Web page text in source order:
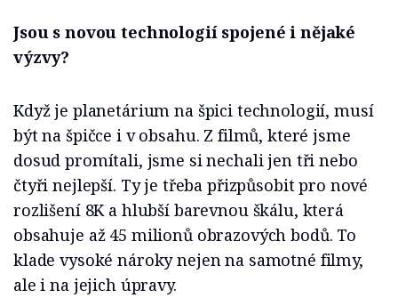
Jsou s novou technologií spojené i nějaké
výzvy?
Když je planetárium na špici technologií, musí
být na špičce i v obsahu. Z filmů, které jsme
dosud promítali, jsme si nechali jen tři nebo
čtyři nejlepší. Ty je třeba přizpůsobit pro nové
rozlišení 8K a hlubší barevnou škálu, která
obsahuje až 45 milionů obrazových bodů. To
klade vysoké nároky nejen na samotné filmy,
ale i na jejich úpravy.